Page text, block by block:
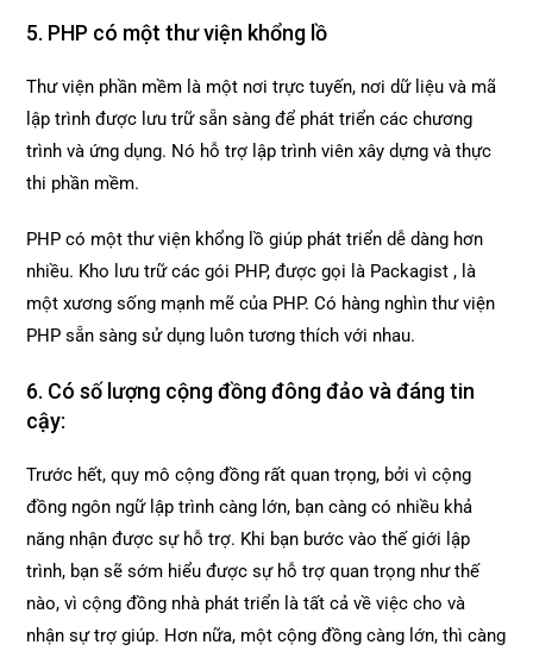
5. PHP có một thư viện khổng lồ
Thư viện phần mềm là một nơi trực tuyến, nơi dữ liệu và mã
lập trình được lưu trữ sẵn sàng để phát triển các chương
trình và ứng dụng. Nó hỗ trợ lập trình viên xây dựng và thực
thi phần mềm.
PHP có một thư viện khổng lồ giúp phát triển dễ dàng hơn
nhiều. Kho lưu trữ các gói PHP, được gọi là Packagist , là
một xương sống mạnh mẽ của PHP. Có hàng nghìn thư viện
PHP sẵn sàng sử dụng luôn tương thích với nhau.
6. Có số lượng cộng đồng đông đảo và đáng tin
cậy:
Trước hết, quy mô cộng đồng rất quan trọng, bởi vì cộng
đồng ngôn ngữ lập trình càng lớn, bạn càng có nhiều khả
năng nhận được sự hỗ trợ. Khi bạn bước vào thế giới lập
trình, bạn sẽ sớm hiểu được sự hỗ trợ quan trọng như thế
nào, vì cộng đồng nhà phát triển là tất cả về việc cho và
nhận sự trợ giúp. Hơn nữa, một cộng đồng càng lớn, thì càng